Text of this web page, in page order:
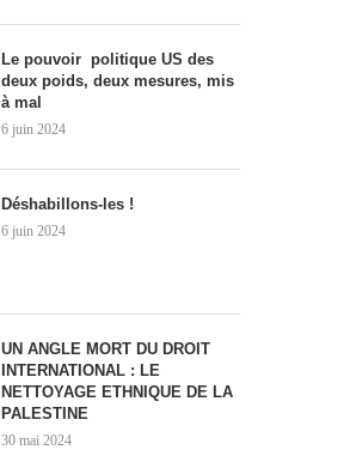
Le pouvoir politique US des
deux poids, deux mesures, mis
à mal
6 juin 2024
Déshabillons-les !
6 juin 2024
UN ANGLE MORT DU DROIT
INTERNATIONAL : LE
NETTOYAGE ETHNIQUE DE LA
PALESTINE
30 mai 2024